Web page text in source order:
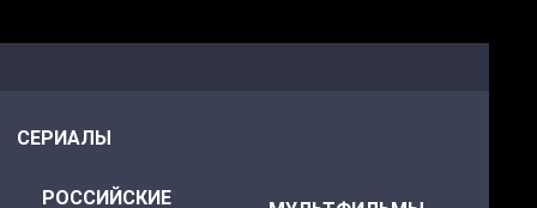
СЕРИАЛЫ
РОССИЙСКИЕ